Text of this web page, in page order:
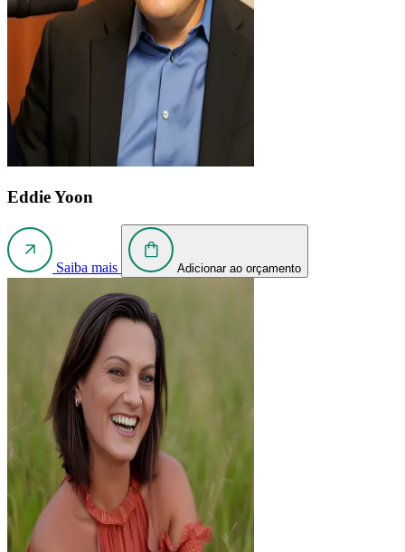
Eddie Yoon
Saiba mais Adicionar ao orçamento